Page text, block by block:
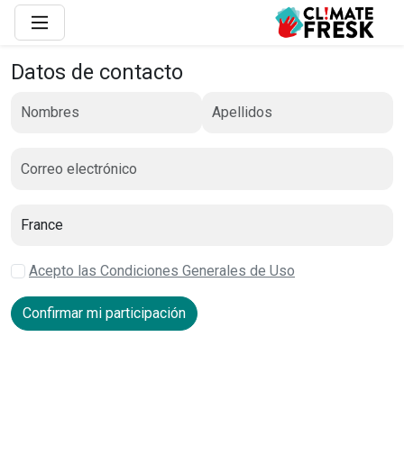
Datos de contacto
Acepto las Condiciones Generales de Uso